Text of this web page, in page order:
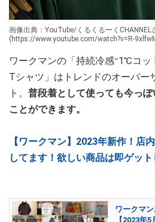
画像出典：YouTube/くるくるーくCHANNEL
(https://www.youtube.com/watch?v=R-
ワークマンの「持続冷感⁻1℃コ
Tシャツ」はトレンドのオーバー
ト。 普段着として使っても今っ
ことができます。
【ワークマン】2023年新作！店
してます！欲しい商品は即ゲット
ワークマ
【2023年